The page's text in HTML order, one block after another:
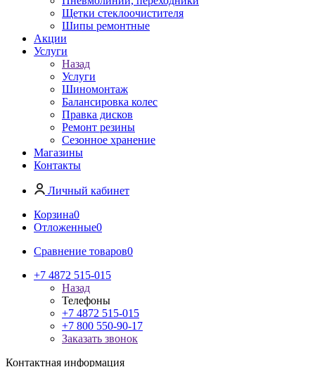
Щетки стеклоочистителя
Шипы ремонтные
Акции
Услуги
Назад
Услуги
Шиномонтаж
Балансировка колес
Правка дисков
Ремонт резины
Сезонное хранение
Магазины
Контакты
Личный кабинет
Корзина0
Отложенные0
Сравнение товаров0
+7 4872 515-015
Назад
Телефоны
+7 4872 515-015
+7 800 550-90-17
Заказать звонок
Контактная информация